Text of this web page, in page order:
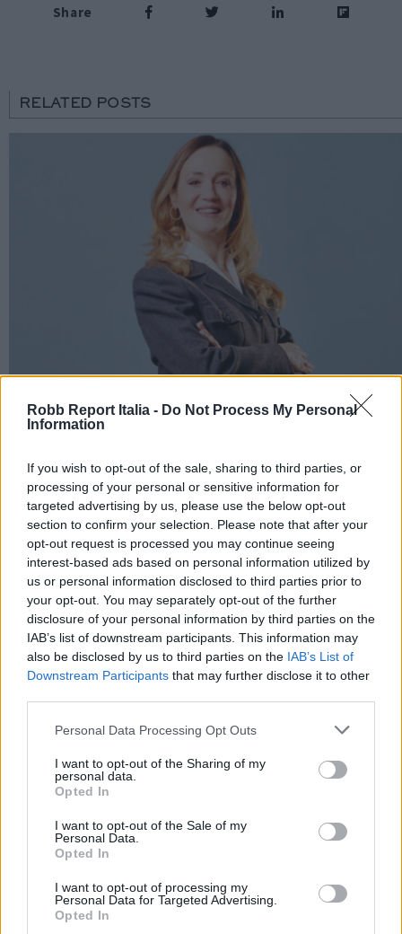
Robb Report Italia - Do Not Process My Personal
Information
If you wish to opt-out of the sale, sharing to third parties, or
processing of your personal or sensitive information for
targeted advertising by us, please use the below opt-out
section to confirm your selection. Please note that after your
opt-out request is processed you may continue seeing
interest-based ads based on personal information utilized by
us or personal information disclosed to third parties prior to
your opt-out. You may separately opt-out of the further
disclosure of your personal information by third parties on the
IAB’s list of downstream participants. This information may
also be disclosed by us to third parties on the IAB’s List of
Downstream Participants that may further disclose it to other
Personal Data Processing Opt Outs
I want to opt-out of the Sharing of my
personal data.
Opted In
I want to opt-out of the Sale of my
Personal Data.
Opted In
I want to opt-out of processing my
Personal Data for Targeted Advertising.
Opted In
Share
RELATED POSTS
E-SPAnsiva, esce la terza edizione della guida di
Raffaella Dallarda che racconta le migliori Spa
italiane